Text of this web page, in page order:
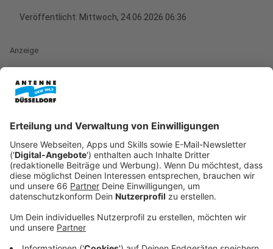
Veröffentlicht: Mittwoch, 24.06.2026 06:36
Anzeige
Zwischen Mai und September lassen sich in
demStandesamtherrscht in diesen Monaten
standesamtliche Trauungen finden im Sommer pro
Woche statt. Trotz der hohen Nachfrage gibt es für
Kurzentschlossene eine gute Nachricht: Für die
kommenden Monate August und September sind
aktuell noch einige freie Termine im Traukalender der
Stadt verfügbar.